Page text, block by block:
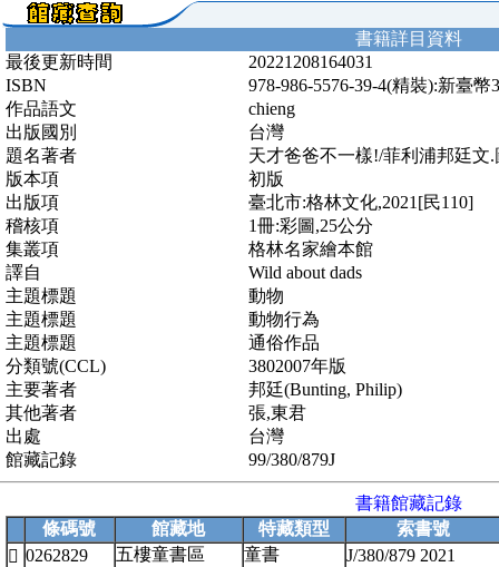
書籍詳目資料
最後更新時間
20221208164031
ISBN
978-986-5576-39-4(精裝):新臺幣
作品語文
chieng
出版國別
台灣
題名著者
天才爸爸不一樣!/菲利浦邦廷文
版本項
初版
出版項
臺北市:格林文化,2021[民110]
稽核項
1冊:彩圖,25公分
集叢項
格林名家繪本館
譯自
Wild about dads
主題標題
動物
主題標題
動物行為
主題標題
通俗作品
分類號(CCL)
3802007年版
主要著者
邦廷(Bunting, Philip)
其他著者
張,東君
出處
台灣
館藏記錄
99/380/879J
書籍館藏記錄
條碼號
館藏地 特藏類型
索書號
 0262829 五樓童書區 童書 J/380/879 2021